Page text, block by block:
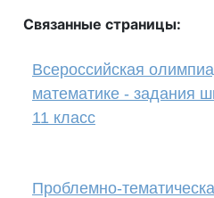
Связанные страницы:
Всероссийская
математике - задания
11 класс
Проблемно-